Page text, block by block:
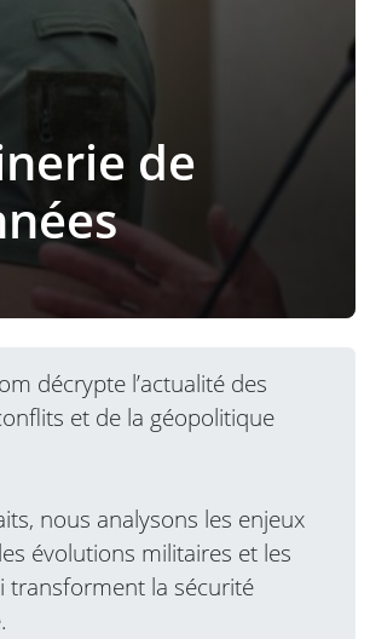
de
décrypte l’actualité des
et de la géopolitique
nous analysons les enjeux
évolutions militaires et les
transforment la sécurité